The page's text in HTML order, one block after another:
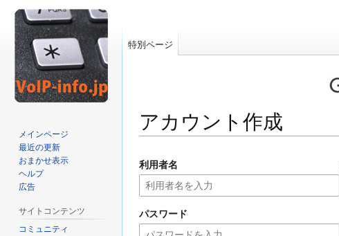
アカウント作成
ビ
ゲ
ー
シ
索
に
移
動
利用者名
パスワード
特別ページ
メインページ
最近の更新
おまかせ表示
ヘルプ
広告
サイトコンテンツ
コミュニティ